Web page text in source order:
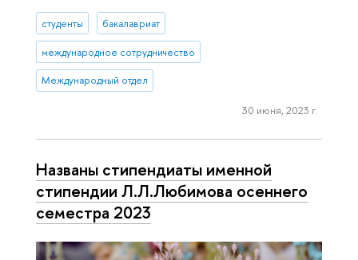
студенты бакалавриат
международное сотрудничество
Международный отдел
30 июня, 2023 г.
Названы стипендиаты именной
стипендии Л.Л.Любимова осеннего
семестра 2023